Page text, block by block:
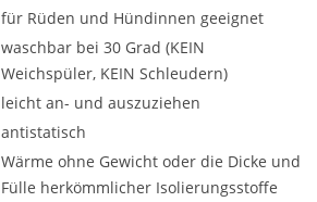
für Rüden und Hündinnen geeignet
waschbar bei 30 Grad (KEIN
Weichspüler, KEIN Schleudern)
leicht an- und auszuziehen
antistatisch
Wärme ohne Gewicht oder die Dicke und
Fülle herkömmlicher Isolierungsstoffe